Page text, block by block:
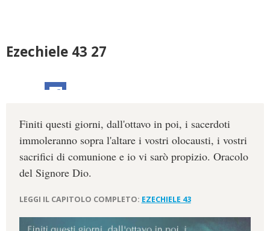
Ezechiele 43 27
Finiti questi giorni, dall'ottavo in poi, i sacerdoti
immoleranno sopra l'altare i vostri olocausti, i vostri
sacrifici di comunione e io vi sarò propizio. Oracolo
del Signore Dio.
LEGGI IL CAPITOLO COMPLETO: EZECHIELE 43